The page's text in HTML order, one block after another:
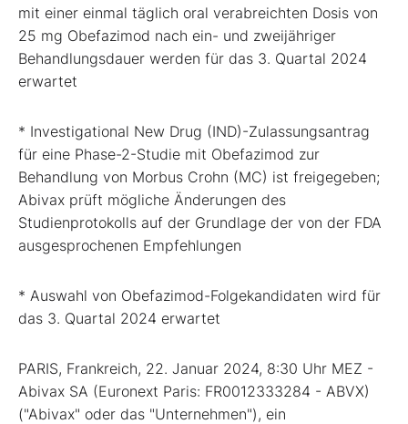
mit einer einmal täglich oral verabreichten Dosis von
25 mg Obefazimod nach ein- und zweijähriger
Behandlungsdauer werden für das 3. Quartal 2024
erwartet
* Investigational New Drug (IND)-Zulassungsantrag
für eine Phase-2-Studie mit Obefazimod zur
Behandlung von Morbus Crohn (MC) ist freigegeben;
Abivax prüft mögliche Änderungen des
Studienprotokolls auf der Grundlage der von der FDA
ausgesprochenen Empfehlungen
* Auswahl von Obefazimod-Folgekandidaten wird für
das 3. Quartal 2024 erwartet
PARIS, Frankreich, 22. Januar 2024, 8:30 Uhr MEZ -
Abivax SA (Euronext Paris: FR0012333284 - ABVX)
("Abivax" oder das "Unternehmen"), ein